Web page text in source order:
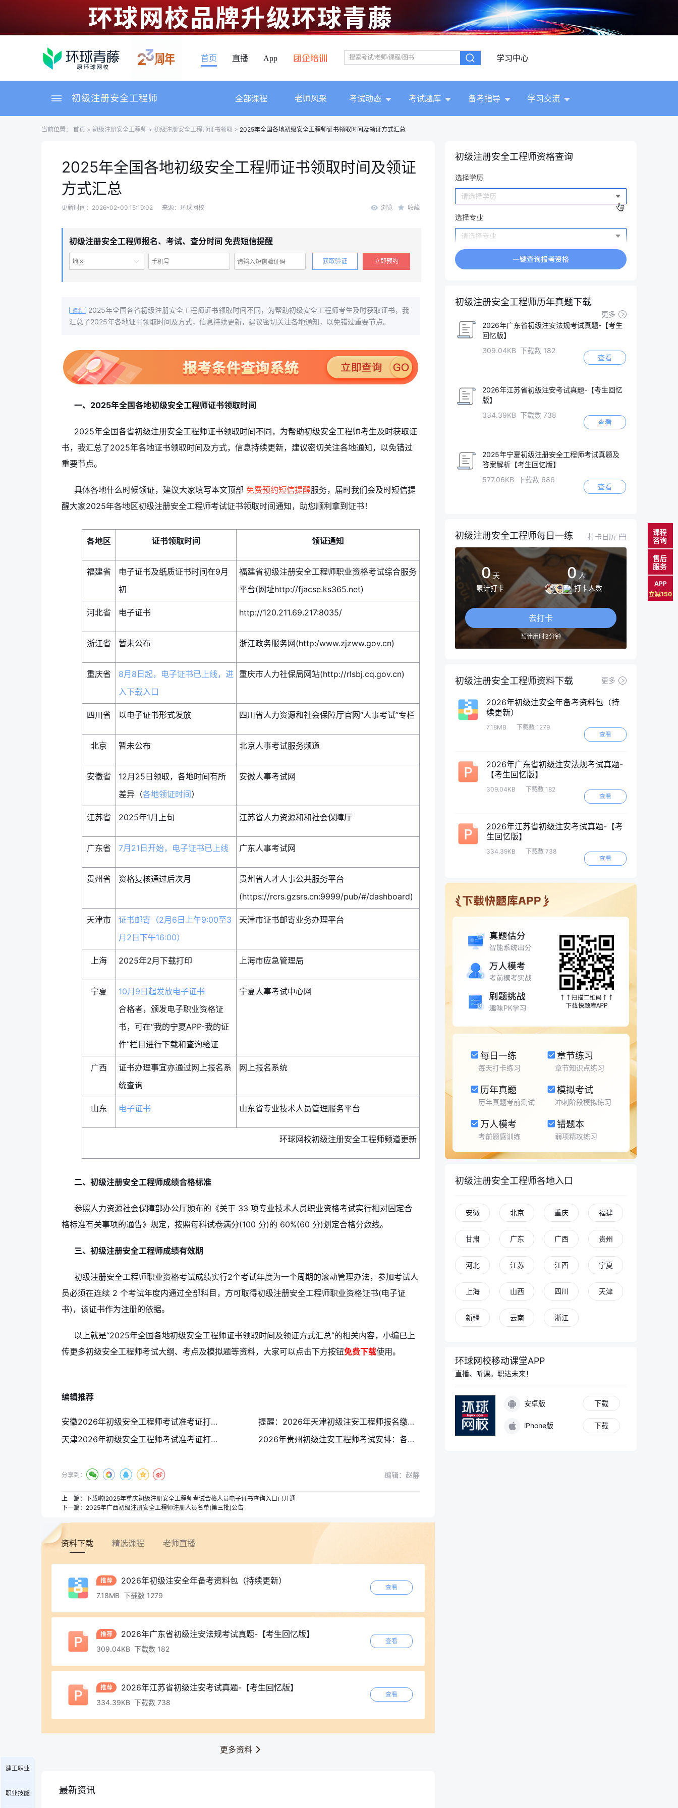
首页 直播 App 学习中心
初级注册安全工程师 全部课程 老师风采 考试动态 考试题库 备考指导 学习交流
当前位置： 首页 > 初级注册安全工程师 > 初级注册安全工程师证书领取 > 2025年全国各地初级安全工程师证书领取时间及领证方式汇总
2025年全国各地初级安全工程师证书领取时间及领证
方式汇总
更新时间：2026-02-09 15:19:02 来源：环球网校 浏览 收藏
初级注册安全工程师报名、考试、查分时间 免费短信提醒
地区 获取验证 立即预约
摘要
2025年全国各省初级注册安全工程师证书领取时间不同，为帮助初级安全工程师考生及时获取证书，我
汇总了2025年各地证书领取时间及方式，信息持续更新，建议密切关注各地通知，以免错过重要节点。
一、2025年全国各地初级安全工程师证书领取时间
2025年全国各省初级注册安全工程师证书领取时间不同，为帮助初级安全工程师考生及时获取证
书，我汇总了2025年各地证书领取时间及方式，信息持续更新，建议密切关注各地通知，以免错过
重要节点。
具体各地什么时候领证，建议大家填写本文顶部 免费预约短信提醒服务，届时我们会及时短信提
醒大家2025年各地区初级注册安全工程师考试证书领取时间通知，助您顺利拿到证书！
各地区 证书领取时间 领证通知
福建省
电子证书及纸质证书时间在9月
初
福建省初级注册安全工程师职业资格考试综合服务
平台(网址http://fjacse.ks365.net)
河北省 电子证书 http://120.211.69.217:8035/
浙江省 暂未公布 浙江政务服务网(http:/www.zjzww.gov.cn)
重庆省
8月8日起，电子证书已上线，进
入下载入口
重庆市人力社保局网站(http://rlsbj.cq.gov.cn)
四川省 以电子证书形式发放 四川省人力资源和社会保障厅官网“人事考试”专栏
北京 暂未公布 北京人事考试服务频道
安徽省
12月25日领取，各地时间有所
差异（各地领证时间）
安徽人事考试网
江苏省 2025年1月 上旬 江苏省人力资源和和社会保障厅
广东省 7月21日开始，电子证书已上线 广东人事考试网
贵州省 资格复核通过后次月
贵州省人才人事公共服务平台
(https://rcrs.gzsrs.cn:9999/pub/#/dashboard)
天津市
证书邮寄（2月6日上午9:00至3
月2日下午16:00）
天津市证书邮寄业务办理平台
上海 2025年2月下载打印 上海市应急管理局
宁夏
10月9日起发放电子证书
合格者，颁发电子职业资格证
书，可在“我的宁夏APP-我的证
件”栏目进行下载和查询验证
宁夏人事考试中心网
广西
证书办理事宜亦通过网上报名系
统查询
网上报名系统
山东 电子证书 山东省专业技术人员管理服务平台
环球网校初级注册安全工程师频道更新
二、初级注册安全工程师成绩合格标准
参照人力资源社会保障部办公厅颁布的《关于 33 项专业技术人员职业资格考试实行相对固定合
格标准有关事项的通告》规定，按照每科试卷满分(100 分)的 60%(60 分)划定合格分数线。
三、初级注册安全工程师成绩有效期
初级注册安全工程师职业资格考试成绩实行2个考试年度为一个周期的滚动管理办法，参加考试人
员必须在连续 2 个考试年度内通过全部科目，方可取得初级注册安全工程师职业资格证书(电子证
书)，该证书作为注册的依据。
以上就是“2025年全国各地初级安全工程师证书领取时间及领证方式汇总”的相关内容，小编已上
传更多初级安全工程师考试大纲、考点及模拟题等资料，大家可以点击下方按钮免费下载使用。
编辑推荐
安徽2026年初级安全工程师考试准考证打印时间：9月1日16:00后
提醒：2026年天津初级注安工程师报名缴费8月9日15:00截止！别错过~
天津2026年初级安全工程师考试准考证打印时间：9月16日至19日
2026年贵州初级注安工程师考试安排：各科具体考试时间、题型分值一览
分享到： 编辑：赵静
上一篇： 下载啦!2025年重庆初级注册安全工程师考试合格人员电子证书查询入口已开通
下一篇： 2025年广西初级注册安全工程师注册人员名单(第三批)公告
资料下载 精选课程 老师直播
2026年初级注安全年备考资料包（持续更新）
7.18MB 下载数 1279
查看
2026年广东省初级注安法规考试真题-【考生回忆版】
309.04KB 下载数 182
查看
2026年江苏省初级注安考试真题-【考生回忆版】
334.39KB 下载数 738
查看
更多资料
最新资讯
初级注册安全工程师资格查询
初级注册安全工程师历年真题下载
更多
2026年广东省初级注安法规考试真题-【考生
回忆版】
309.04KB 下载数 182
查看
2026年江苏省初级注安考试真题-【考生回忆
版】
334.39KB 下载数 738
查看
2025年宁夏初级注册安全工程师考试真题及
答案解析【考生回忆版】
577.06KB 下载数 686
查看
初级注册安全工程师每日一练 打卡日历
0 天
累计打卡
0 人
打卡人数
去打卡
预计用时3分钟
初级注册安全工程师资料下载 更多
2026年初级注安全年备考资料包（持
续更新）
7.18MB
下载数 1279
查看
2026年广东省初级注安法规考试真题-
【考生回忆版】
309.04KB
下载数 182
查看
2026年江苏省初级注安考试真题-【考
生回忆版】
334.39KB
下载数 738
查看
每日一练
每天打卡练习
章节练习
章节知识点练习
历年真题
历年真题考前测试
模拟考试
冲刺阶段模拟练习
万人模考
考前题感训练
错题本
弱项精攻练习
初级注册安全工程师各地入口
安徽 北京 重庆 福建
甘肃 广东 广西 贵州
河北 江苏 江西 宁夏
上海 山西 四川 天津
新疆 云南 浙江
环球网校移动课堂APP
直播、听课。职达未来！
安卓版 下载
iPhone版 下载
课程
咨询
售后
服务
APP
立减150
建工职业
职业技能